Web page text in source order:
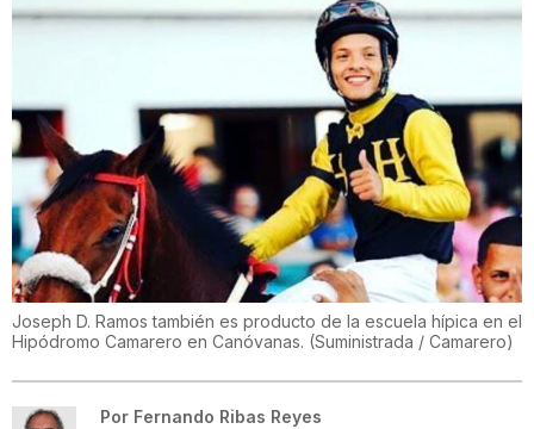
Joseph D. Ramos también es producto de la escuela hípica en el
Hipódromo Camarero en Canóvanas. (Suministrada / Camarero)
Por Fernando Ribas Reyes